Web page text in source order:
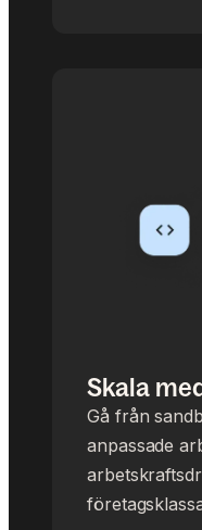
Skala
Gå från
anpassade